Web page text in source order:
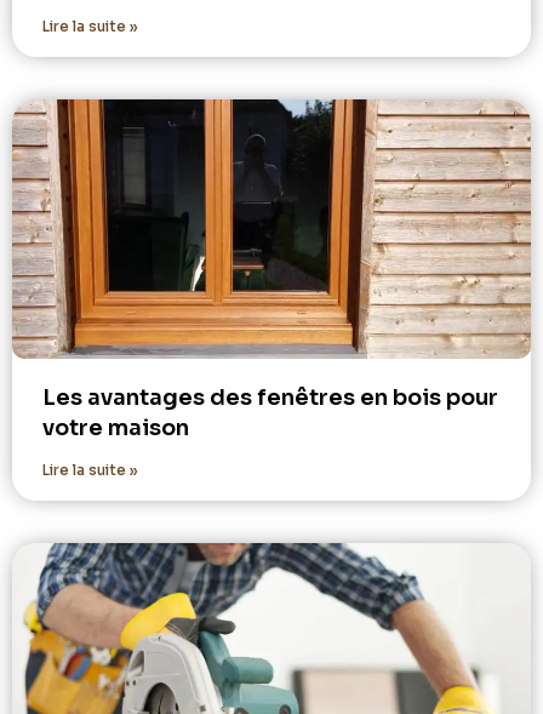
Lire la suite »
Les avantages des fenêtres en bois pour
votre maison
Lire la suite »